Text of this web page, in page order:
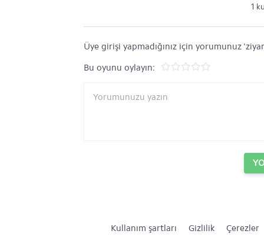
1
Üye girişi yapmadığınız için yorumunuz
Bu oyunu oylayın:
Kullanım şartları Gizlilik Çerezler